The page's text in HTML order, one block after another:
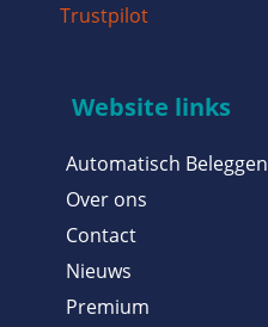
Trustpilot
Website links
Automatisch Beleggen
Over ons
Contact
Nieuws
Premium